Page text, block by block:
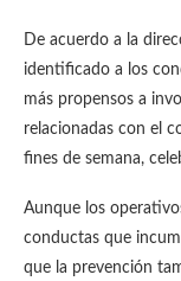
De acuerdo a la
identificado a los
más propensos a
relacionadas con el
fines de semana,
Aunque los
conductas que
que la prevención